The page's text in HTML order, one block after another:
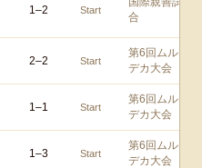
1–2 Start
合
2–2 Start
第6回ムル
デカ大会
1–1 Start
第6回ムル
デカ大会
1–3 Start
第6回ムル
デカ大会